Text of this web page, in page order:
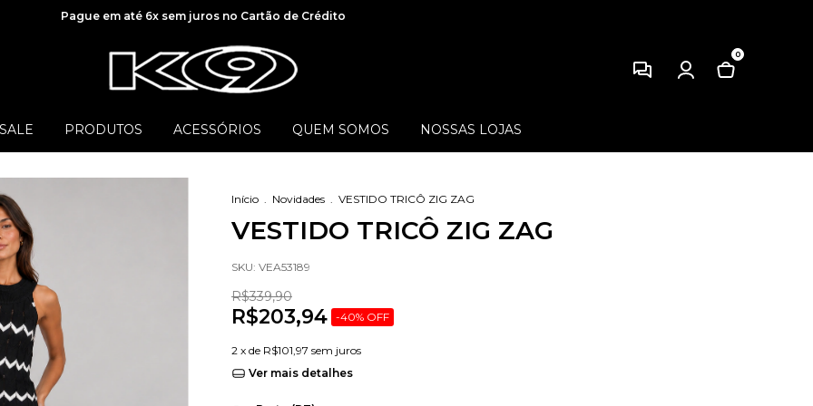
Pague em até 6x sem juros no Cartão de Crédito
0
SALE PRODUTOS ACESSÓRIOS QUEM SOMOS NOSSAS LOJAS
Início . Novidades . VESTIDO TRICÔ ZIG ZAG
VESTIDO TRICÔ ZIG ZAG
SKU: VEA53189
R$339,90
R$203,94 -40% OFF
2 x de R$101,97 sem juros
Ver mais detalhes